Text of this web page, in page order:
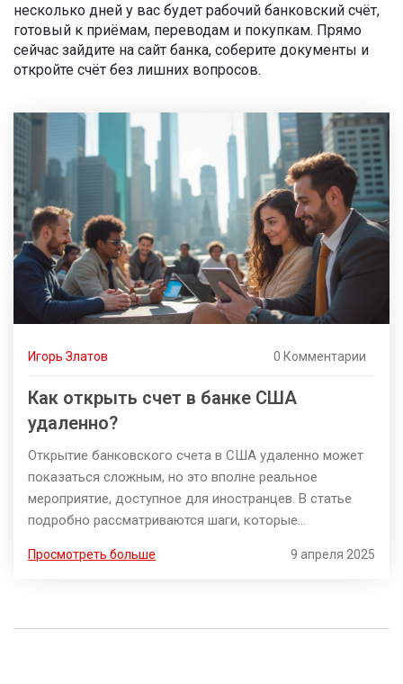
несколько дней у вас будет рабочий банковский счёт,
готовый к приёмам, переводам и покупкам. Прямо
сейчас зайдите на сайт банка, соберите документы и
откройте счёт без лишних вопросов.
Игорь Златов 0 Комментарии
Как открыть счет в банке США
удаленно?
Открытие банковского счета в США удаленно может
показаться сложным, но это вполне реальное
мероприятие, доступное для иностранцев. В статье
подробно рассматриваются шаги, которые
необходимые документы и дополнительные советы.
распространенных ошибок и значительно упростить
Просмотреть больше 9 апреля 2025